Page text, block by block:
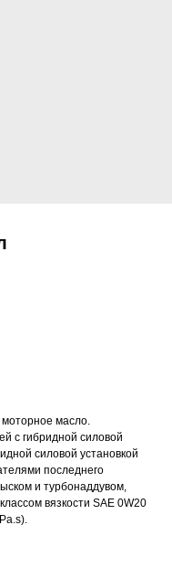
моторное масло.
с гибридной силовой
силовой установкой
последнего
и турбонаддувом,
вязкости SAE 0W20